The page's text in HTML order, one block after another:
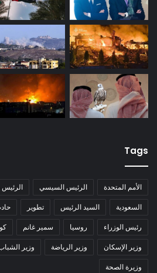
Tags
الأمم المتحدة الرئيس السيسي الرئيس
السعودية السيد الرئيس تطوير
رئيس الوزراء روسيا سمير غانم
وزير الإسكان وزير الرياضة وزير
وزيرة الصحة